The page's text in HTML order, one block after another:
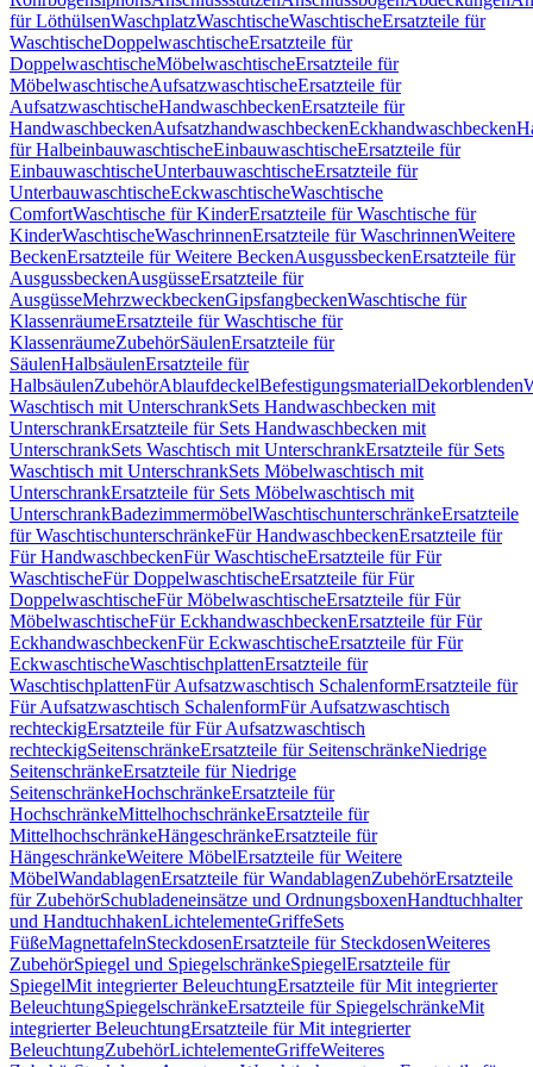
für LöthülsenWaschplatzWaschtischeWaschtischeErsatzteile für
WaschtischeDoppelwaschtischeErsatzteile für
DoppelwaschtischeMöbelwaschtischeErsatzteile für
MöbelwaschtischeAufsatzwaschtischeErsatzteile für
AufsatzwaschtischeHandwaschbeckenErsatzteile für
HandwaschbeckenAufsatzhandwaschbeckenEckhandwaschbecken
für HalbeinbauwaschtischeEinbauwaschtischeErsatzteile für
EinbauwaschtischeUnterbauwaschtischeErsatzteile für
UnterbauwaschtischeEckwaschtischeWaschtische
ComfortWaschtische für KinderErsatzteile für Waschtische für
KinderWaschtischeWaschrinnenErsatzteile für WaschrinnenWeitere
BeckenErsatzteile für Weitere BeckenAusgussbeckenErsatzteile für
AusgussbeckenAusgüsseErsatzteile für
AusgüsseMehrzweckbeckenGipsfangbeckenWaschtische für
KlassenräumeErsatzteile für Waschtische für
KlassenräumeZubehörSäulenErsatzteile für
SäulenHalbsäulenErsatzteile für
HalbsäulenZubehörAblaufdeckelBefestigungsmaterialDekorblenden
Waschtisch mit UnterschrankSets Handwaschbecken mit
UnterschrankErsatzteile für Sets Handwaschbecken mit
UnterschrankSets Waschtisch mit UnterschrankErsatzteile für Sets
Waschtisch mit UnterschrankSets Möbelwaschtisch mit
UnterschrankErsatzteile für Sets Möbelwaschtisch mit
UnterschrankBadezimmermöbelWaschtischunterschränkeErsatzteile
für WaschtischunterschränkeFür HandwaschbeckenErsatzteile für
Für HandwaschbeckenFür WaschtischeErsatzteile für Für
WaschtischeFür DoppelwaschtischeErsatzteile für Für
DoppelwaschtischeFür MöbelwaschtischeErsatzteile für Für
MöbelwaschtischeFür EckhandwaschbeckenErsatzteile für Für
EckhandwaschbeckenFür EckwaschtischeErsatzteile für Für
EckwaschtischeWaschtischplattenErsatzteile für
WaschtischplattenFür Aufsatzwaschtisch SchalenformErsatzteile für
Für Aufsatzwaschtisch SchalenformFür Aufsatzwaschtisch
rechteckigErsatzteile für Für Aufsatzwaschtisch
rechteckigSeitenschränkeErsatzteile für SeitenschränkeNiedrige
SeitenschränkeErsatzteile für Niedrige
SeitenschränkeHochschränkeErsatzteile für
HochschränkeMittelhochschränkeErsatzteile für
MittelhochschränkeHängeschränkeErsatzteile für
HängeschränkeWeitere MöbelErsatzteile für Weitere
MöbelWandablagenErsatzteile für WandablagenZubehörErsatzteile
für ZubehörSchubladeneinsätze und OrdnungsboxenHandtuchhalter
und HandtuchhakenLichtelementeGriffeSets
FüßeMagnettafelnSteckdosenErsatzteile für SteckdosenWeiteres
ZubehörSpiegel und SpiegelschränkeSpiegelErsatzteile für
SpiegelMit integrierter BeleuchtungErsatzteile für Mit integrierter
BeleuchtungSpiegelschränkeErsatzteile für SpiegelschränkeMit
integrierter BeleuchtungErsatzteile für Mit integrierter
BeleuchtungZubehörLichtelementeGriffeWeiteres